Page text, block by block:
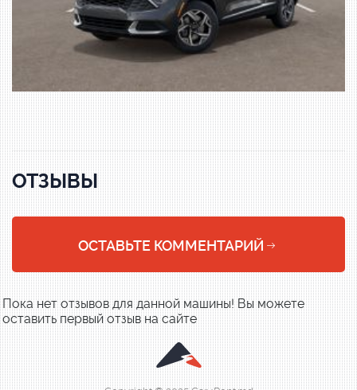
ОТЗЫВЫ
ОСТАВЬТЕ КОММЕНТАРИЙ
Пока нет отзывов для данной машины! Вы можете
оставить первый отзыв на сайте